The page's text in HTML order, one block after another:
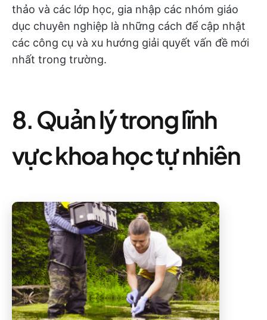
thảo và các lớp học, gia nhập các nhóm giáo
dục chuyên nghiệp là những cách để cập nhật
các công cụ và xu hướng giải quyết vấn đề mới
nhất trong trường.
8. Quản lý trong lĩnh
vực khoa học tự nhiên